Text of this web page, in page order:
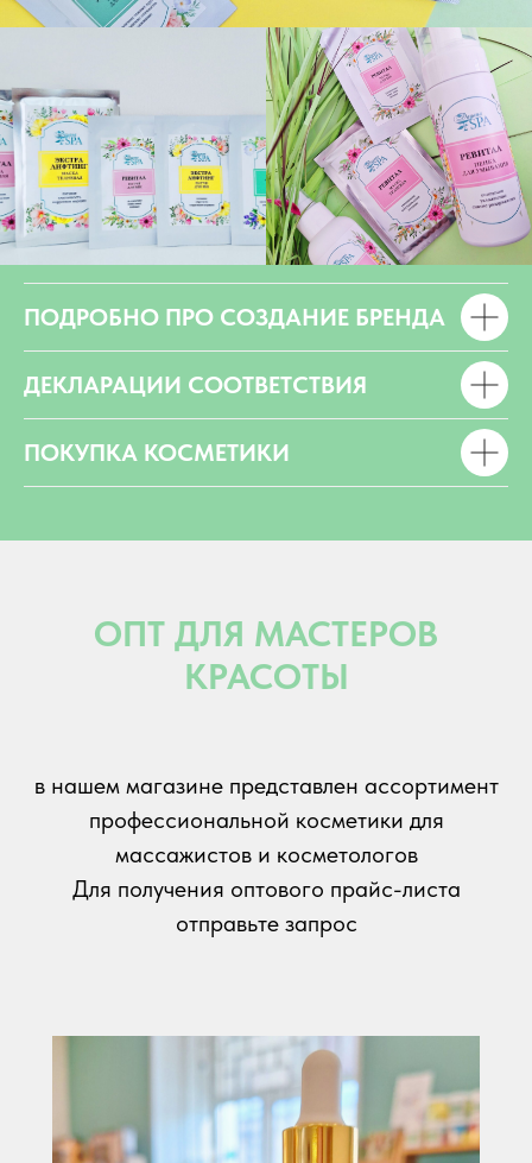
ПОДРОБНО ПРО СОЗДАНИЕ БРЕНДА
ДЕКЛАРАЦИИ СООТВЕТСТВИЯ
ПОКУПКА КОСМЕТИКИ
ОПТ ДЛЯ МАСТЕРОВ
КРАСОТЫ
в нашем магазине представлен ассортимент
профессиональной косметики для
массажистов и косметологов
Для получения оптового прайс-листа
отправьте запрос